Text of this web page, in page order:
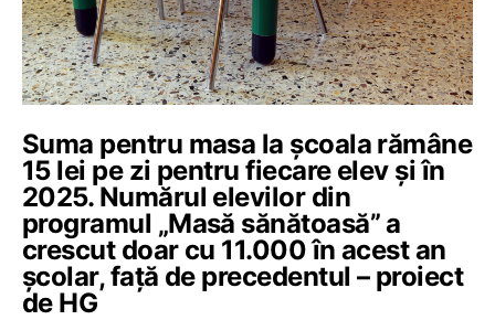
Suma pentru masa la școala rămâne
15 lei pe zi pentru fiecare elev și în
2025. Numărul elevilor din
programul „Masă sănătoasă” a
crescut doar cu 11.000 în acest an
școlar, față de precedentul – proiect
de HG